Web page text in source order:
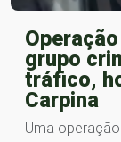
grupo
tráfico,
Carpina
Uma